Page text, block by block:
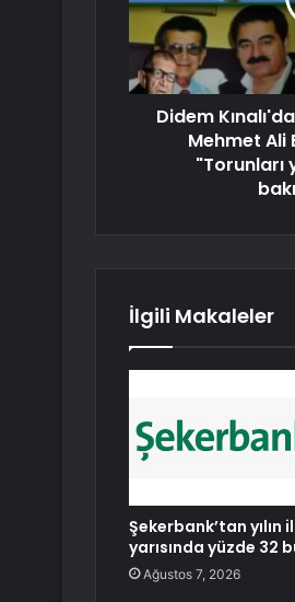
Didem
Mehmet Ali
"Torunları
İlgili Makaleler
Şekerbank’tan yılın
yarısında yüzde 32
Ağustos 7, 2026